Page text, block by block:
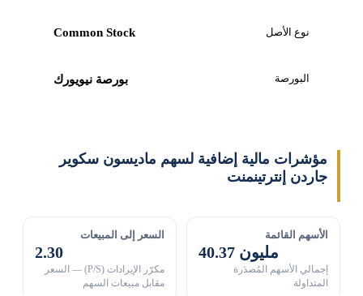
نوع الأصل Common Stock
البورصة بورصة نيويورك
مؤشرات مالية إضافية لسهم ماديسون سكوير
جاردن إنترتينمنت
الأسهم القائمة
40.37 مليون
إجمالي الأسهم المُصدَرة
المتداولة
السعر إلى المبيعات
2.30
مكرّر الإيرادات (P/S) — السعر
مقابل مبيعات السهم